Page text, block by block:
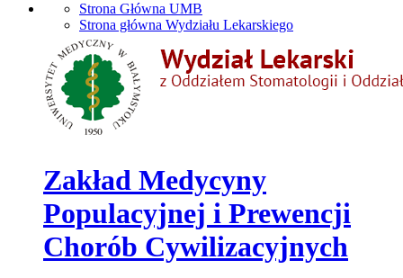
Strona Główna UMB
Strona główna Wydziału Lekarskiego
Zakład Medycyny
Populacyjnej i Prewencji
Chorób Cywilizacyjnych